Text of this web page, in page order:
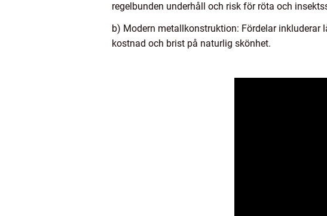
regelbunden underhåll och risk för röta och
b) Modern metallkonstruktion: Fördelar
kostnad och brist på naturlig skönhet.